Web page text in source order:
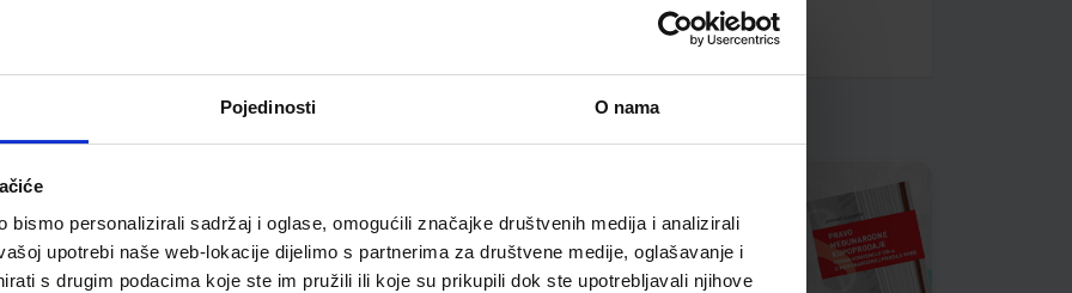
Pojedinosti O nama
bismo personalizirali sadržaj i oglase, omogućili značajke društvenih medija i analizirali
upotrebi naše web-lokacije dijelimo s partnerima za društvene medije, oglašavanje i
s drugim podacima koje ste im pružili ili koje su prikupili dok ste upotrebljavali njihove
u učenju hrvatskoga jezika u sedmome razredu